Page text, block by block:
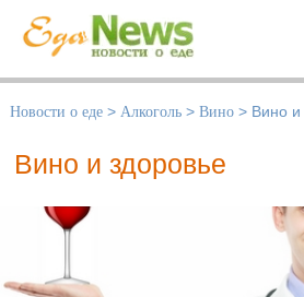
Новости о еде > Алкоголь > Вино > Вино и
Вино и здоровье